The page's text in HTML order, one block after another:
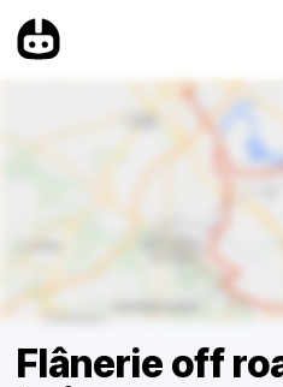
Flânerie off